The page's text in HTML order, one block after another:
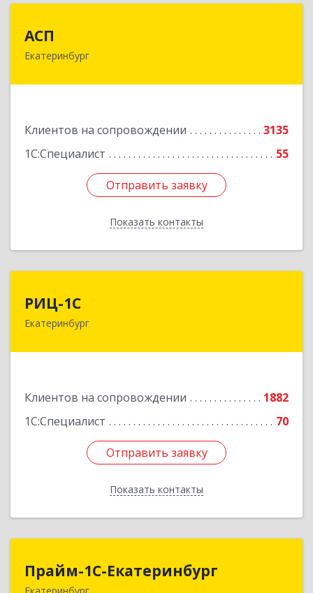
АСП
Екатеринбург
Клиентов на сопровождении
3135
1С:Специалист
55
Отправить заявку
Показать контакты
620075, Свердловская обл, Екатеринбург г,
Отправить заявку
Назад
РИЦ-1С
Екатеринбург
Клиентов на сопровождении
1882
1С:Специалист
70
Отправить заявку
Показать контакты
620102, Свердловская обл, Екатеринбург г,
Отправить заявку
Назад
Прайм-1С-Екатеринбург
Екатеринбург
Прайм-1С-Екатеринбург